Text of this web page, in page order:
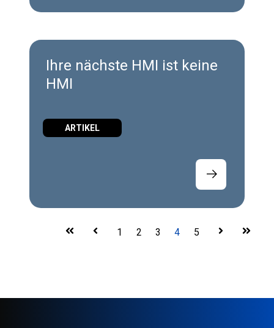
Ihre nächste HMI ist keine
HMI
ARTIKEL
First Prev 1 2 3 4 5 Next Last